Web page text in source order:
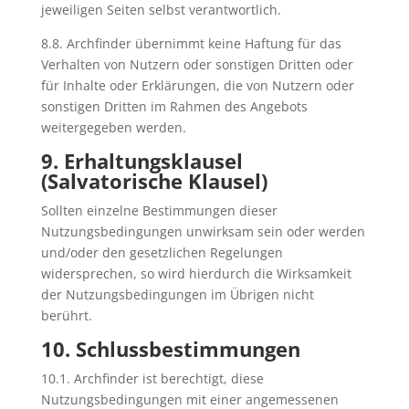
jeweiligen Seiten selbst verantwortlich.
8.8. Archfinder übernimmt keine Haftung für das
Verhalten von Nutzern oder sonstigen Dritten oder
für Inhalte oder Erklärungen, die von Nutzern oder
sonstigen Dritten im Rahmen des Angebots
weitergegeben werden.
9. Erhaltungsklausel
(Salvatorische Klausel)
Sollten einzelne Bestimmungen dieser
Nutzungsbedingungen unwirksam sein oder werden
und/oder den gesetzlichen Regelungen
widersprechen, so wird hierdurch die Wirksamkeit
der Nutzungsbedingungen im Übrigen nicht
berührt.
10. Schlussbestimmungen
10.1. Archfinder ist berechtigt, diese
Nutzungsbedingungen mit einer angemessenen